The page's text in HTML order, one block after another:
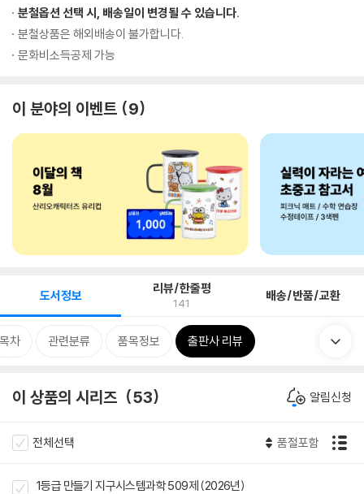
분철옵션 선택 시, 배송일이 변경될 수 있습니다.
분철상품은 해외배송이 불가합니다.
문화비소득공제 가능
이 분야의 이벤트 9
도서정보 리뷰/한줄평
141 배송/반품/교환
목차 관련분류 품목정보 출판사 리뷰
이 상품의 시리즈 53 알림신청
전체선택 품절포함
1등급 만들기 지구시스템과학 509제 (2026년)